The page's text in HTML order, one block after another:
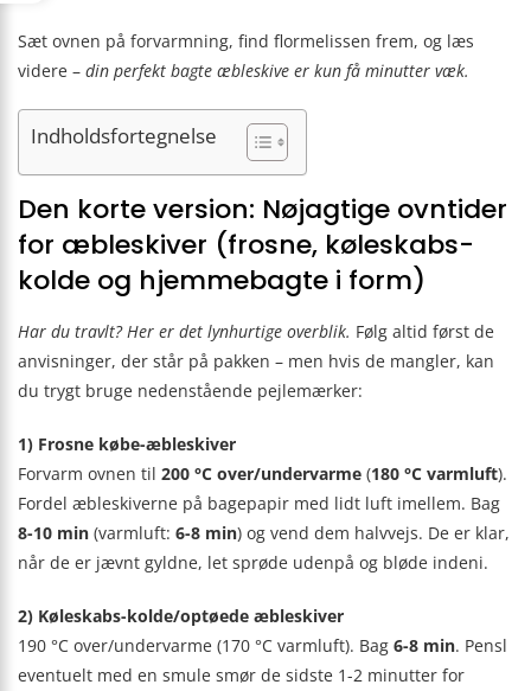
Sæt ovnen på forvarmning, find flormelissen frem, og læs
videre – din perfekt bagte æbleskive er kun få minutter væk.
Indholdsfortegnelse
Den korte version: Nøjagtige ovntider
for æbleskiver (frosne, køleskabs-
kolde og hjemmebagte i form)
Har du travlt? Her er det lynhurtige overblik. Følg altid først de
anvisninger, der står på pakken – men hvis de mangler, kan
du trygt bruge nedenstående pejlemærker:
1) Frosne købe-æbleskiver
Forvarm ovnen til 200 °C over/undervarme (180 °C varmluft).
Fordel æbleskiverne på bagepapir med lidt luft imellem. Bag
8-10 min (varmluft: 6-8 min) og vend dem halvvejs. De er klar,
når de er jævnt gyldne, let sprøde udenpå og bløde indeni.
2) Køleskabs-kolde/optøede æbleskiver
190 °C over/undervarme (170 °C varmluft). Bag 6-8 min. Pensl
eventuelt med en smule smør de sidste 1-2 minutter for